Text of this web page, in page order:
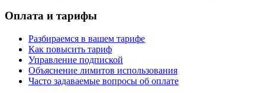
Оплата и тарифы
Разбираемся в вашем тарифе
Как повысить тариф
Управление подпиской
Объяснение лимитов использования
Часто задаваемые вопросы об оплате